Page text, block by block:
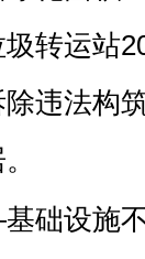
转运站
违法构
础设施不